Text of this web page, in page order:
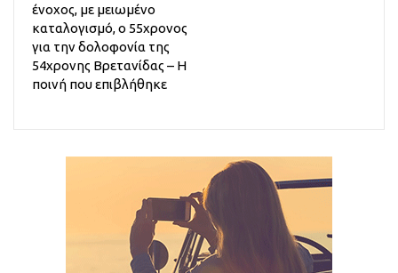
ένοχος, με μειωμένο
καταλογισμό, ο 55χρονος
για την δολοφονία της
54χρονης Βρετανίδας – Η
ποινή που επιβλήθηκε